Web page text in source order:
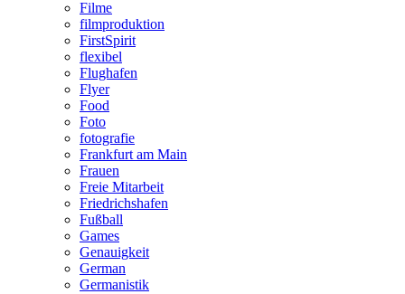
Filme
filmproduktion
FirstSpirit
flexibel
Flughafen
Flyer
Food
Foto
fotografie
Frankfurt am Main
Frauen
Freie Mitarbeit
Friedrichshafen
Fußball
Games
Genauigkeit
German
Germanistik